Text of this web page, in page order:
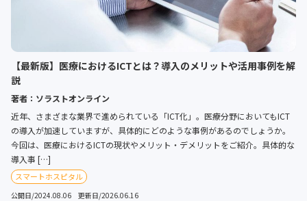
【最新版】医療におけるICTとは？導入のメリットや活用事例を解
説
著者：ソラストオンライン
近年、さまざまな業界で進められている「ICT化」。医療分野においてもICT
の導入が加速していますが、具体的にどのような事例があるのでしょうか。
今回は、医療におけるICTの現状やメリット・デメリットをご紹介。具体的な
導入事 […]
スマートホスピタル
公開日/2024.08.06 更新日/2026.06.16